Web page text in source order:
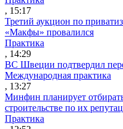
, 15:17
Третий аукцион по
«Макфы» провалился
Практика
, 14:29
ВС Швеции подтвердил
Международная практика
, 13:27
Минфин планирует
строительстве по их
Практика